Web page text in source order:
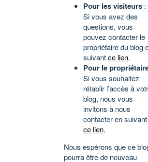
Pour les visiteurs :
Si vous avez des
questions, vous
pouvez contacter le
propriétaire du blog
suivantce lien.
Pour le
Si vous souhaitez
rétablir l’accès à
blog, nous vous
invitons à nous
contacter en suivant
ce lien.
Nous espérons que ce
pourra être de nouveau